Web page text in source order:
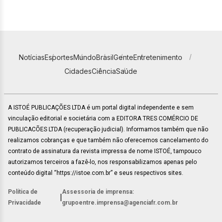
NotíciasEsportesMundoBrasilGenteEntretenimento
CidadesCiênciaSaúde
A ISTOÉ PUBLICAÇÕES LTDA é um portal digital independente e sem
vinculação editorial e societária com a EDITORA TRES COMÉRCIO DE
PUBLICACÕES LTDA (recuperação judicial). Informamos também que não
realizamos cobranças e que também não oferecemos cancelamento do
contrato de assinatura da revista impressa de nome ISTOÉ, tampouco
autorizamos terceiros a fazê-lo, nos responsabilizamos apenas pelo
conteúdo digital “https://istoe.com.br” e seus respectivos sites.
Política de
Privacidade
Assessoria de imprensa:
grupoentre.imprensa@agenciafr.com.br